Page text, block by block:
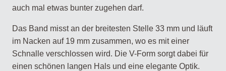
auch mal etwas bunter zugehen darf.
Das Band misst an der breitesten Stelle 33 mm und läuft
im Nacken auf 19 mm zusammen, wo es mit einer
Schnalle verschlossen wird. Die V-Form sorgt dabei für
einen schönen langen Hals und eine elegante Optik.